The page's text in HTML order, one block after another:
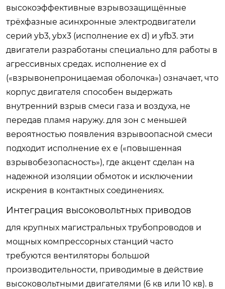
высокоэффективные взрывозащищённые
трёхфазные асинхронные электродвигатели
серий yb3, ybx3 (исполнение ex d) и yfb3. эти
двигатели разработаны специально для работы в
агрессивных средах. исполнение ex d
(«взрывонепроницаемая оболочка») означает, что
корпус двигателя способен выдержать
внутренний взрыв смеси газа и воздуха, не
передав пламя наружу. для зон с меньшей
вероятностью появления взрывоопасной смеси
подходит исполнение ex e («повышенная
взрывобезопасность»), где акцент сделан на
надежной изоляции обмоток и исключении
искрения в контактных соединениях.
Интеграция высоковольтных приводов
для крупных магистральных трубопроводов и
мощных компрессорных станций часто
требуются вентиляторы большой
производительности, приводимые в действие
высоковольтными двигателями (6 кв или 10 кв). в